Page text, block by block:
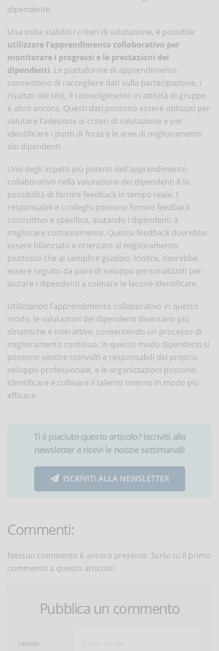
dipendente.
Una volta stabiliti i criteri di valutazione, è possibile
utilizzare l’apprendimento collaborativo per
monitorare i progressi e le prestazioni dei
dipendenti. Le piattaforme di apprendimento
consentono di raccogliere dati sulla partecipazione, i
risultati dei test, il coinvolgimento in attività di gruppo
e altro ancora. Questi dati possono essere utilizzati per
valutare l’adesione ai criteri di valutazione e per
identificare i punti di forza e le aree di miglioramento
dei dipendenti.
Uno degli aspetti più potenti dell’apprendimento
collaborativo nella valutazione dei dipendenti è la
possibilità di fornire feedback in tempo reale. I
responsabili e i colleghi possono fornire feedback
costruttivo e specifico, aiutando i dipendenti a
migliorare costantemente. Questo feedback dovrebbe
essere bilanciato e orientato al miglioramento,
piuttosto che al semplice giudizio. Inoltre, dovrebbe
essere seguito da piani di sviluppo personalizzati per
aiutare i dipendenti a colmare le lacune identificate.
Utilizzando l’apprendimento collaborativo in questo
modo, le valutazioni dei dipendenti diventano più
dinamiche e interattive, consentendo un processo di
miglioramento continuo. In questo modo dipendenti si
possono sentire coinvolti e responsabili del proprio
sviluppo professionale, e le organizzazioni possono
identificare e coltivare il talento interno in modo più
efficace.
Ti è piaciuto questo articolo? Iscriviti alla
newsletter e ricevi le notizie settimanali!
ISCRIVITI ALLA NEWSLETTER
Commenti:
Nessun commento è ancora presente. Scrivi tu il primo
commento a questo articolo!
Pubblica un commento
Utente: